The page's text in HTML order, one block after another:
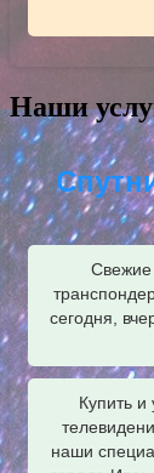
Наши
Свежие
сегодня,
Купить и
наши